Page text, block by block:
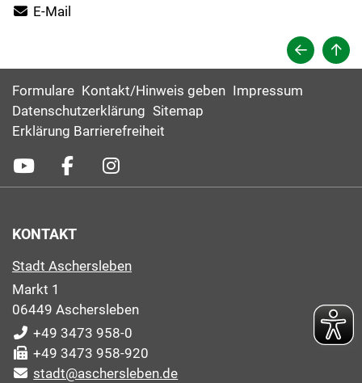
E-Mail
Formulare Kontakt/Hinweis geben Impressum
Datenschutzerklärung Sitemap
Erklärung Barrierefreiheit
KONTAKT
Stadt Aschersleben
Markt 1
06449 Aschersleben
+49 3473 958-0
+49 3473 958-920
stadt@aschersleben.de